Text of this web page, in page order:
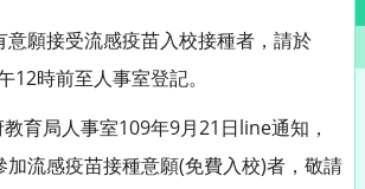
意願接受流感疫苗入校接種者，請於
12時前至人事室登記。
育局人事室109年9月21日line通知，
加流感疫苗接種意願(免費入校)者，敬請